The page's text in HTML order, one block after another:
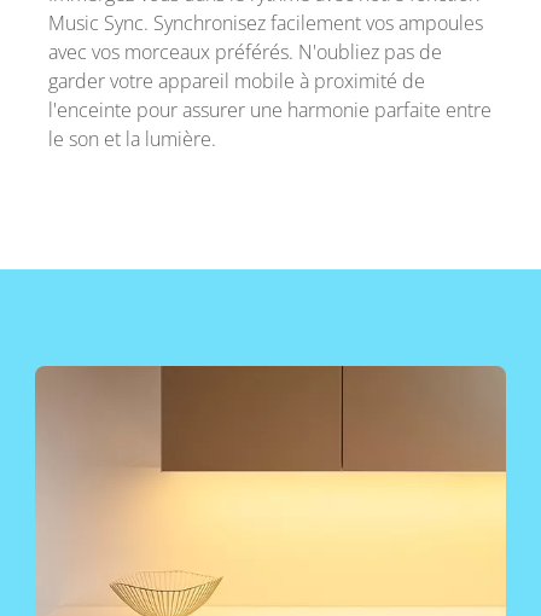
Music Sync. Synchronisez facilement vos ampoules
avec vos morceaux préférés. N'oubliez pas de
garder votre appareil mobile à proximité de
l'enceinte pour assurer une harmonie parfaite entre
le son et la lumière.